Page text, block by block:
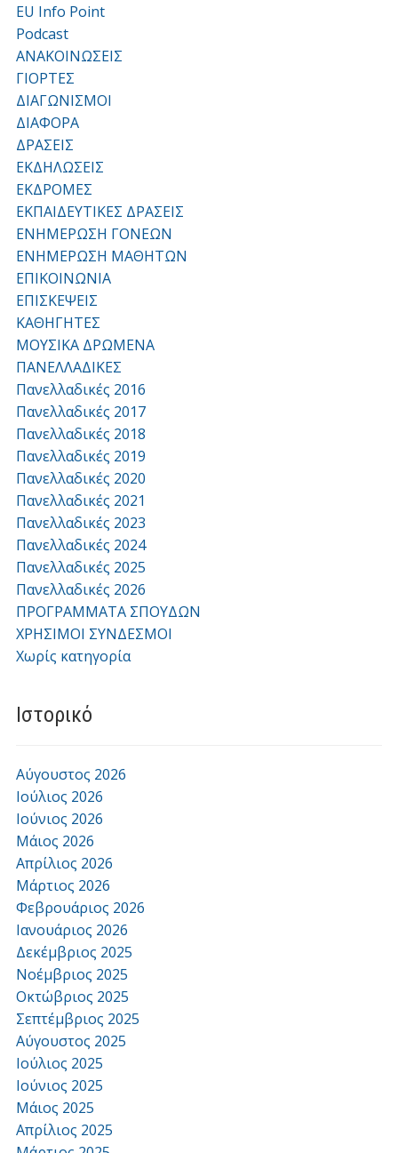
EU Info Point
Podcast
ΑΝΑΚΟΙΝΩΣΕΙΣ
ΓΙΟΡΤΕΣ
ΔΙΑΓΩΝΙΣΜΟΙ
ΔΙΑΦΟΡΑ
ΔΡΑΣΕΙΣ
ΕΚΔΗΛΩΣΕΙΣ
ΕΚΔΡΟΜΕΣ
ΕΚΠΑΙΔΕΥΤΙΚΕΣ ΔΡΑΣΕΙΣ
ΕΝΗΜΕΡΩΣΗ ΓΟΝΕΩΝ
ΕΝΗΜΕΡΩΣΗ ΜΑΘΗΤΩΝ
ΕΠΙΚΟΙΝΩΝΙΑ
ΕΠΙΣΚΕΨΕΙΣ
ΚΑΘΗΓΗΤΕΣ
ΜΟΥΣΙΚΑ ΔΡΩΜΕΝΑ
ΠΑΝΕΛΛΑΔΙΚΕΣ
Πανελλαδικές 2016
Πανελλαδικές 2017
Πανελλαδικές 2018
Πανελλαδικές 2019
Πανελλαδικές 2020
Πανελλαδικές 2021
Πανελλαδικές 2023
Πανελλαδικές 2024
Πανελλαδικές 2025
Πανελλαδικές 2026
ΠΡΟΓΡΑΜΜΑΤΑ ΣΠΟΥΔΩΝ
ΧΡΗΣΙΜΟΙ ΣΥΝΔΕΣΜΟΙ
Χωρίς κατηγορία
Ιστορικό
Αύγουστος 2026
Ιούλιος 2026
Ιούνιος 2026
Μάιος 2026
Απρίλιος 2026
Μάρτιος 2026
Φεβρουάριος 2026
Ιανουάριος 2026
Δεκέμβριος 2025
Νοέμβριος 2025
Οκτώβριος 2025
Σεπτέμβριος 2025
Αύγουστος 2025
Ιούλιος 2025
Ιούνιος 2025
Μάιος 2025
Απρίλιος 2025